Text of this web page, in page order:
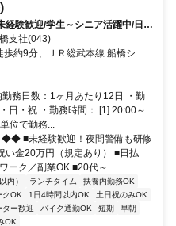
経験歓迎/学生～シニア活躍中/日払
支社(043)
約9分、ＪＲ総武本線 船橋シャ
神T4口徒歩約5分 (面接地/西船橋
マゲンビル2階
務日数：1ヶ月あたり12日 ・勤
日・祝 ・勤務時間： [1] 20:00～
位で勤務...
■未経験歓迎！夜間警備も研修
い金20万円（規定あり） ■日払
ーク／副業OK ■20代～...
内） ランチタイム
扶養内勤務OK
クOK 1日4時間以内OK
土日祝のみOK
ター歓迎 バイク通勤OK 短期
早朝
OK